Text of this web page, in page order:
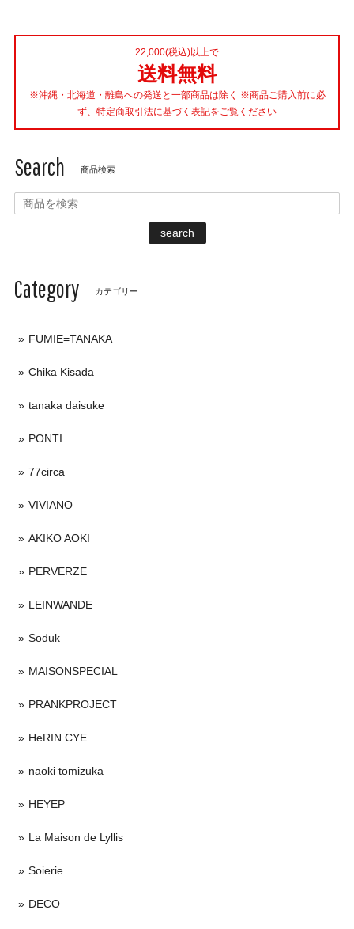
22,000(税込)以上で
送料無料
※沖縄・北海道・離島への発送と一部商品は除く ※商品ご購入前に必
ず、特定商取引法に基づく表記をご覧ください
Search 商品検索
search
Category カテゴリー
FUMIE=TANAKA
Chika Kisada
tanaka daisuke
PONTI
77circa
VIVIANO
AKIKO AOKI
PERVERZE
LEINWANDE
Soduk
MAISONSPECIAL
PRANKPROJECT
HeRIN.CYE
naoki tomizuka
HEYEP
La Maison de Lyllis
Soierie
DECO